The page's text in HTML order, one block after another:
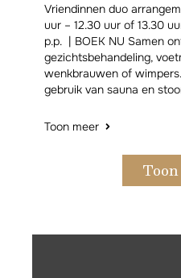
Vriendinnen duo
uur – 12.30 uur of 13.30
p.p. | BOEK NU Samen
gezichtsbehandeling,
wenkbrauwen of
gebruik van sauna en
Toon meer